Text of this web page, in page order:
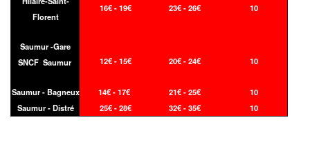
Florent
16€ - 19€ 23€ - 26€ 10
Saumur -Gare
SNCF Saumur
12€ - 15€ 20€ - 24€ 10
Saumur - Bagneux 14€ - 17€ 21€ - 25€
10
Saumur - Distré
25€ - 28€ 32€ - 35€ 10